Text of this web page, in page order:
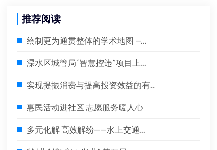
推荐阅读
绘制更为通贯整体的学术地图 —...
溧水区城管局“智慧控违”项目上...
实现提振消费与提高投资效益的有...
惠民活动进社区 志愿服务暖人心
多元化解 高效解纷——水上交通...